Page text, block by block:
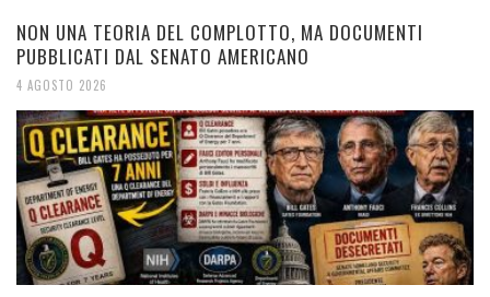
NON UNA TEORIA DEL COMPLOTTO, MA DOCUMENTI
PUBBLICATI DAL SENATO AMERICANO
4 AGOSTO 2026